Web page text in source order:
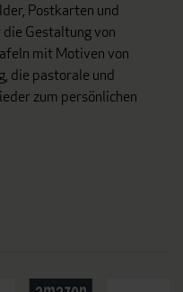
Postkarten und
Gestaltung von
mit Motiven von
die pastorale und
zum persönlichen